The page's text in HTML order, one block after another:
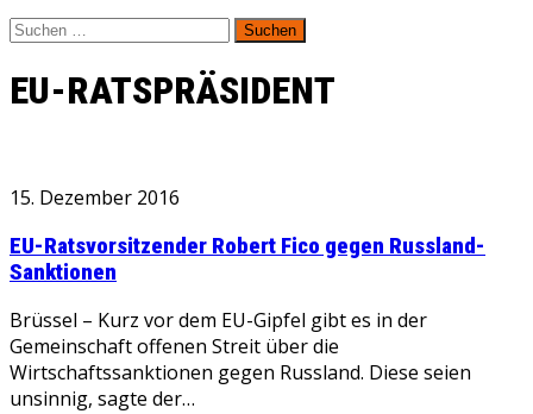
Suchen
nach:
EU-RATSPRÄSIDENT
15. Dezember 2016
EU-Ratsvorsitzender Robert Fico gegen Russland-
Sanktionen
Brüssel – Kurz vor dem EU-Gipfel gibt es in der
Gemeinschaft offenen Streit über die
Wirtschaftssanktionen gegen Russland. Diese seien
unsinnig, sagte der…